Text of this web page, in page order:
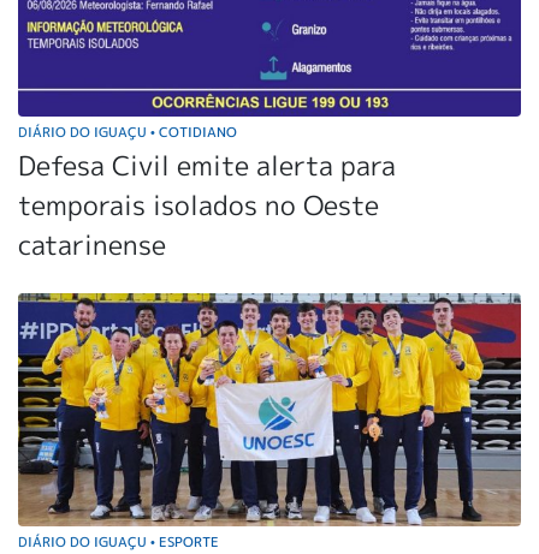
DIÁRIO DO IGUAÇU • COTIDIANO
Defesa Civil emite alerta para
temporais isolados no Oeste
catarinense
DIÁRIO DO IGUAÇU • ESPORTE